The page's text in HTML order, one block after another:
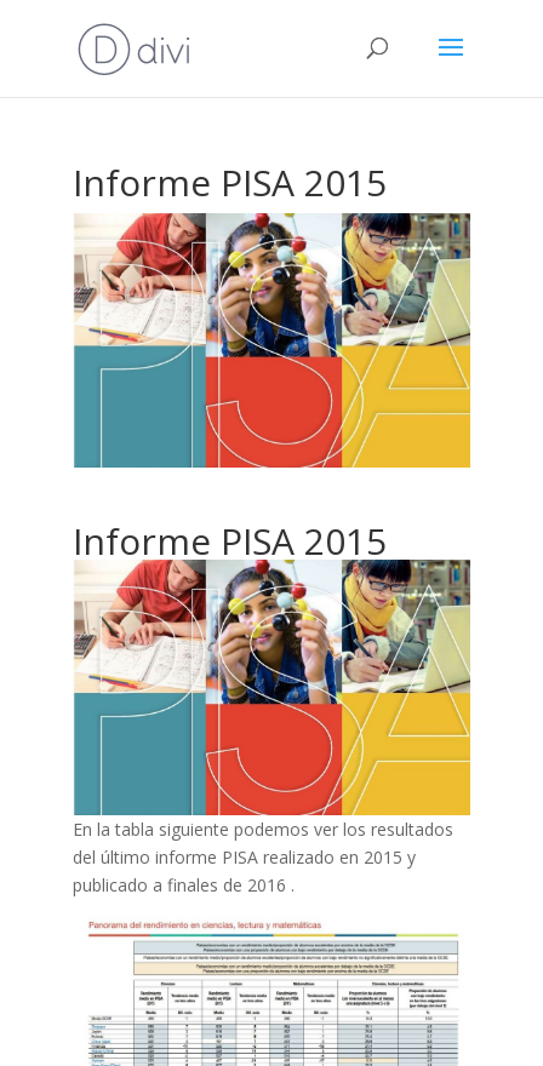
Informe PISA 2015
Informe PISA 2015
En la tabla siguiente podemos ver los resultados
del último informe PISA realizado en 2015 y
publicado a finales de 2016 .